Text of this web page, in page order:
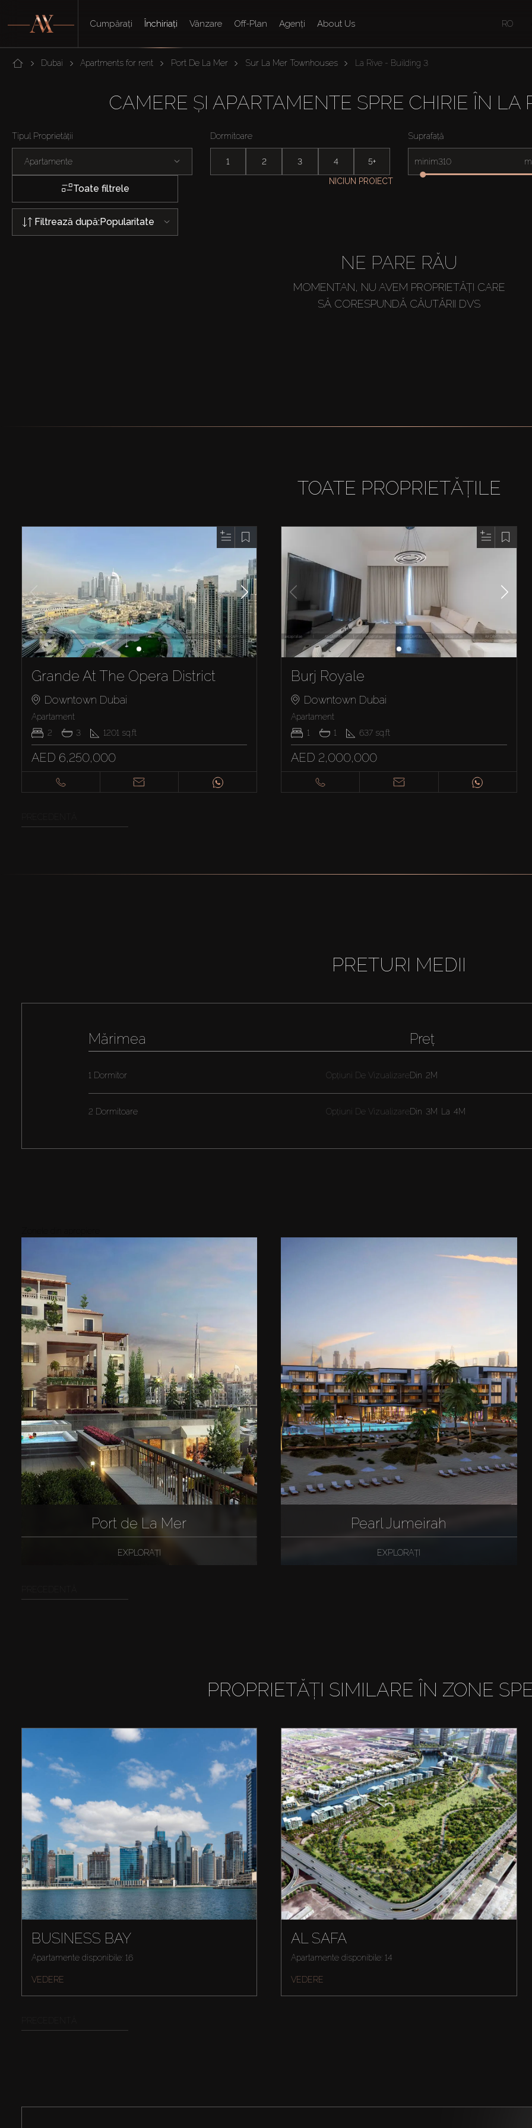
Cumpărați Închiriați Vânzare Off-Plan Agenți About Us RO
Dubai Apartments for rent Port De La Mer Sur La Mer Townhouses La Rive - Building 3
CAMERE ȘI APARTAMENTE SPRE CHIRIE ÎN LA
Tipul Proprietății
Apartamente
Dormitoare
1 2 3 4 5+
Suprafață
minim
Toate filtrele
NICIUN PROIECT
Filtrează după:Popularitate
NE PARE RĂU
MOMENTAN, NU AVEM PROPRIETĂȚI CARE
SĂ CORESPUNDĂ CĂUTĂRII DVS
TOATE PROPRIETĂȚILE
Grande At The Opera District
Downtown Dubai
Apartament
2
3 1201 sq.ft
AED 6,250,000
Burj Royale
Downtown Dubai
Apartament
1
1 637 sq.ft
AED 2,000,000
PRETURI MEDII
Mărimea
1 Dormitor Opțiuni De Vizualizare
2 Dormitoare Opțiuni De Vizualizare
Preț
Din 2M
Din 3M La 4M
Port de La Mer
EXPLORAȚI
Pearl Jumeirah
EXPLORAȚI
PROPRIETĂȚI SIMILARE ÎN ZONE
BUSINESS BAY
Apartamente disponibile: 16
VEDERE
AL SAFA
Apartamente disponibile: 14
VEDERE